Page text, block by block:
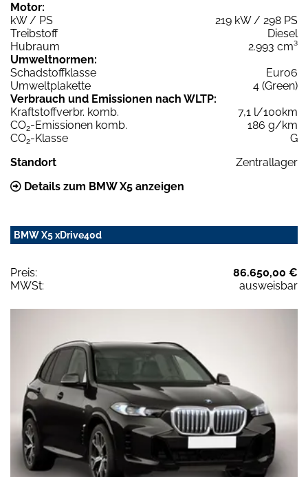
Motor:
kW / PS
219 kW / 298 PS
Treibstoff
Diesel
Hubraum
2.993 cm³
Umweltnormen:
Schadstoffklasse
Euro6
Umweltplakette
4 (Green)
Verbrauch und Emissionen nach WLTP:
Kraftstoffverbr. komb.
7,1 l/100km
CO2-Emissionen komb.
186 g/km
CO2-Klasse
G
Standort
Zentrallager
Details zum BMW X5 anzeigen
BMW X5 xDrive40d
Preis:
86.650,00 €
MWSt:
ausweisbar